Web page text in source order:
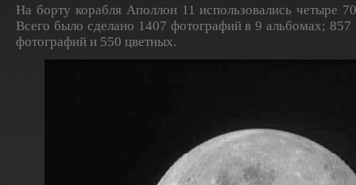
На борту корабля Аполлон 11 использовались четыре
Всего было сделано 1407 фотографий в 9 альбомах;
фотографий и 550 цветных.